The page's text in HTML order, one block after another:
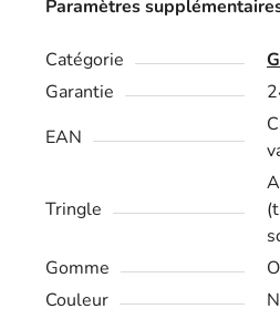
Paramètres
Catégorie
Garantie
EAN
Tringle
Gomme
Couleur